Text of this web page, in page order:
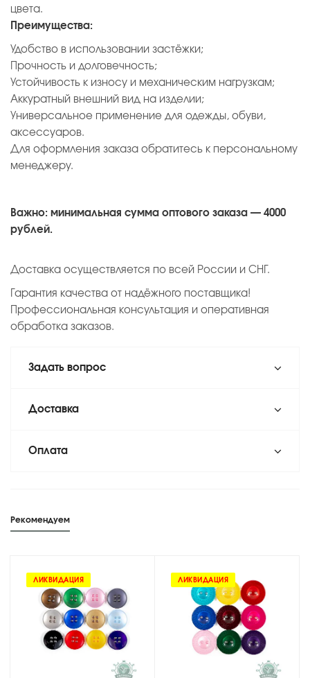
цвета.
Преимущества:
Удобство в использовании застёжки;
Прочность и долговечность;
Устойчивость к износу и механическим нагрузкам;
Аккуратный внешний вид на изделии;
Универсальное применение для одежды, обуви,
аксессуаров.
Для оформления заказа обратитесь к персональному
менеджеру.
Важно: минимальная сумма оптового заказа — 4000
рублей.
Доставка осуществляется по всей России и СНГ.
Гарантия качества от надёжного поставщика!
Профессиональная консультация и оперативная
обработка заказов.
Задать вопрос
Доставка
Оплата
Рекомендуем
ЛИКВИДАЦИЯ ЛИКВИДАЦИЯ